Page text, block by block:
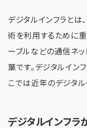
デジタルインフラとは
術を利用するために
ーブルなどの通信ネッ
葉です。デジタルイン
こでは近年のデジタル
デジタルインフラ